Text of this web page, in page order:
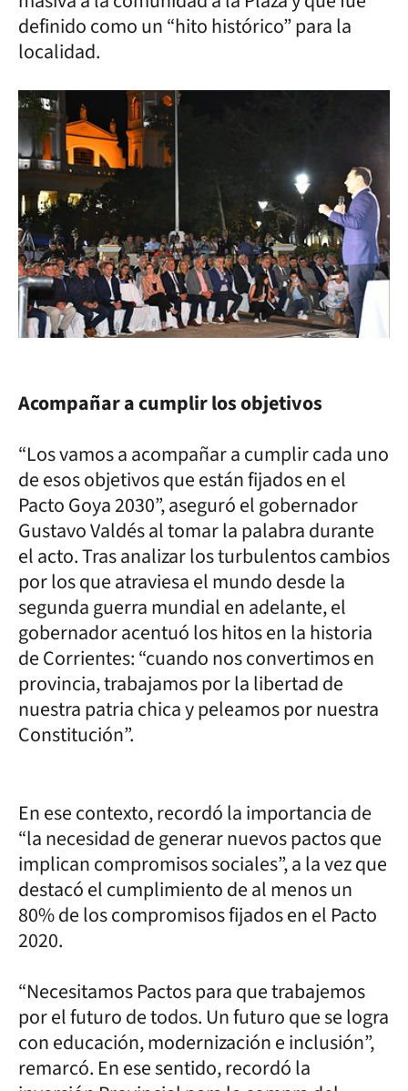
definido como un “hito histórico” para la
localidad.
Acompañar a cumplir los objetivos
“Los vamos a acompañar a cumplir cada uno
de esos objetivos que están fijados en el
Pacto Goya 2030”, aseguró el gobernador
Gustavo Valdés al tomar la palabra durante
el acto. Tras analizar los turbulentos cambios
por los que atraviesa el mundo desde la
segunda guerra mundial en adelante, el
gobernador acentuó los hitos en la historia
de Corrientes: “cuando nos convertimos en
provincia, trabajamos por la libertad de
nuestra patria chica y peleamos por nuestra
Constitución”.
En ese contexto, recordó la importancia de
“la necesidad de generar nuevos pactos que
implican compromisos sociales”, a la vez que
destacó el cumplimiento de al menos un
80% de los compromisos fijados en el Pacto
2020.
“Necesitamos Pactos para que trabajemos
por el futuro de todos. Un futuro que se logra
con educación, modernización e inclusión”,
remarcó. En ese sentido, recordó la